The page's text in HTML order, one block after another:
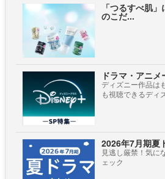
「つるすべ肌
のこだ...
ドラマ・アニメ
ディズニー作品は
も視聴できるディ
2026年7月期夏
見逃し厳禁！気に
ェック